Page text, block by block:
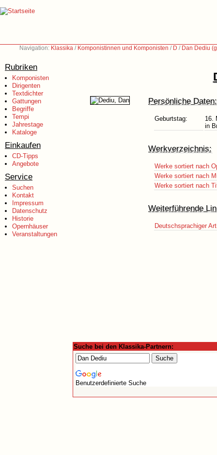
Navigation: Klassika / Komponistinnen und Komponisten / D / Dan Dediu
Rubriken
Komponisten
Dirigenten
Textdichter
Gattungen
Begriffe
Tempi
Jahrestage
Kataloge
Einkaufen
CD-Tipps
Angebote
Service
Suchen
Kontakt
Impressum
Datenschutz
Historie
Opernhäuser
Veranstaltungen
Persönliche Daten:
Geburtstag:
16.
in
Werkverzeichnis:
Werke sortiert nach
Werke sortiert nach
Werke sortiert nach
Weiterführende
Deutschsprachiger
Suche bei den Klassika-Partnern:
Benutzerdefinierte Suche